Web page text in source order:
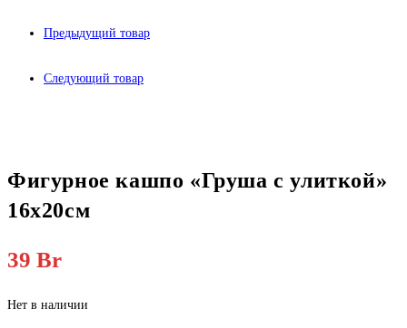
Предыдущий товар
Следующий товар
Фигурное кашпо «Груша с улиткой»
16х20см
39 Br
Нет в наличии